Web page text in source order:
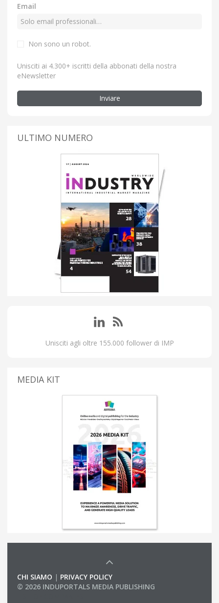
Email
Non sono un robot.
Unisciti ai 4.300+ iscritti della abbonati della nostra
eNewsletter
Inviare
ULTIMO NUMERO
Unisciti agli oltre 155.000 follower di IMP
MEDIA KIT
CHI SIAMO | PRIVACY POLICY
© 2026 INDUPORTALS MEDIA PUBLISHING